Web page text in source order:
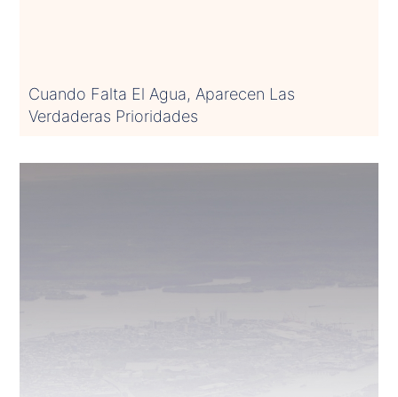
Cuando Falta El Agua, Aparecen Las
Verdaderas Prioridades